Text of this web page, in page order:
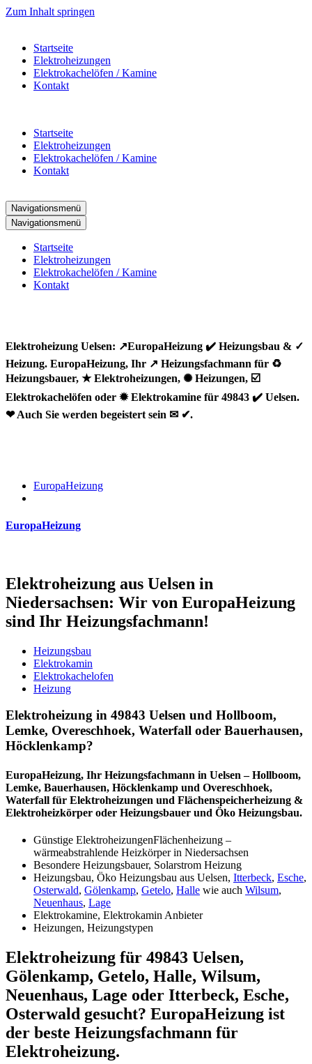
Zum Inhalt springen
Startseite
Elektroheizungen
Elektrokachelöfen / Kamine
Kontakt
Startseite
Elektroheizungen
Elektrokachelöfen / Kamine
Kontakt
Navigationsmenü
Navigationsmenü
Startseite
Elektroheizungen
Elektrokachelöfen / Kamine
Kontakt
Elektroheizung Uelsen: ↗️EuropaHeizung ✔️ Heizungsbau & ✓
Heizung. EuropaHeizung, Ihr ↗️ Heizungsfachmann für ♻
Heizungsbauer, ★ Elektroheizungen, ✺ Heizungen, ☑️
Elektrokachelöfen oder ✹ Elektrokamine für 49843 ✔️ Uelsen.
❤ Auch Sie werden begeistert sein ✉ ✔.
EuropaHeizung
EuropaHeizung
Elektroheizung aus Uelsen in
Niedersachsen: Wir von EuropaHeizung
sind Ihr Heizungsfachmann!
Heizungsbau
Elektrokamin
Elektrokachelofen
Heizung
Elektroheizung in 49843 Uelsen und Hollboom,
Lemke, Overeschhoek, Waterfall oder Bauerhausen,
Höcklenkamp?
EuropaHeizung, Ihr Heizungsfachmann in Uelsen – Hollboom,
Lemke, Bauerhausen, Höcklenkamp und Overeschhoek,
Waterfall für Elektroheizungen und Flächenspeicherheizung &
Elektroheizkörper oder Heizungsbauer und Öko Heizungsbau.
Günstige ElektroheizungenFlächenheizung –
wärmeabstrahlende Heizkörper in Niedersachsen
Besondere Heizungsbauer, Solarstrom Heizung
Heizungsbau, Öko Heizungsbau aus Uelsen, Itterbeck, Esche,
Osterwald, Gölenkamp, Getelo, Halle wie auch Wilsum,
Neuenhaus, Lage
Elektrokamine, Elektrokamin Anbieter
Heizungen, Heizungstypen
Elektroheizung für 49843 Uelsen,
Gölenkamp, Getelo, Halle, Wilsum,
Neuenhaus, Lage oder Itterbeck, Esche,
Osterwald gesucht? EuropaHeizung ist
der beste Heizungsfachmann für
Elektroheizung.